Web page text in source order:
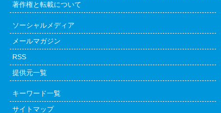
著作権と転載について
ソーシャルメディア
メールマガジン
RSS
提供元一覧
キーワード一覧
サイトマップ